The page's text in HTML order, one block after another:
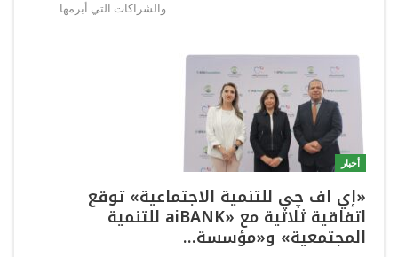
والشراكات التي أبرمها…
أخبار
«إي اف چي للتنمية الاجتماعية» توقع
اتفاقية ثلاثية مع «aiBANK للتنمية
المجتمعية» و«مؤسسة…